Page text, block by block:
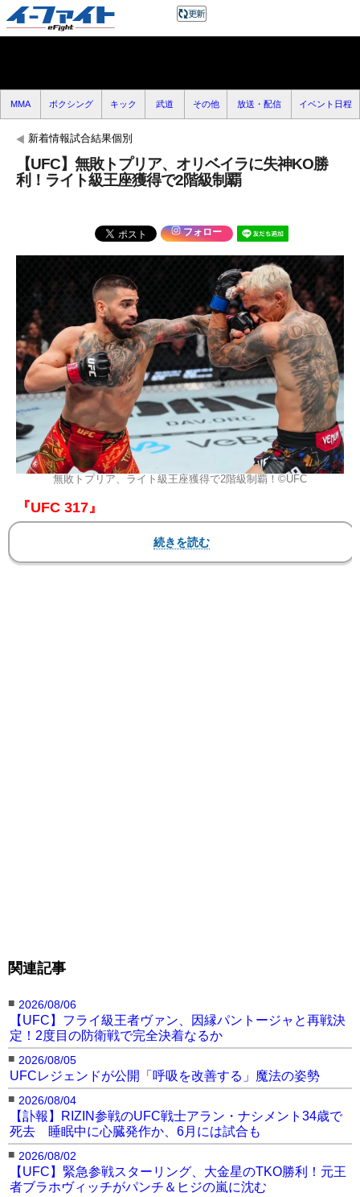
MMA ボクシング キック 武道 その他 放送・配信 イベント日程
新着情報試合結果個別
【UFC】無敗トプリア、オリベイラに失神KO勝
利！ライト級王座獲得で2階級制覇
フォロー
無敗トプリア、ライト級王座獲得で2階級制覇！©️UFC
『UFC 317』
日（日本時間）米国・ラスベガス
関連記事
■ 2026/08/06
【UFC】フライ級王者ヴァン、因縁パントージャと再戦決
定！2度目の防衛戦で完全決着なるか
■ 2026/08/05
UFCレジェンドが公開「呼吸を改善する」魔法の姿勢
■ 2026/08/04
【訃報】RIZIN参戦のUFC戦士アラン・ナシメント34歳で
死去 睡眠中に心臓発作か、6月には試合も
■ 2026/08/02
【UFC】緊急参戦スターリング、大金星のTKO勝利！元王
者ブラホヴィッチがパンチ＆ヒジの嵐に沈む